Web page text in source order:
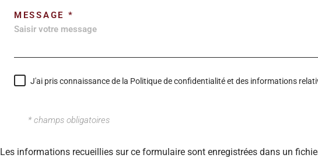
MESSAGE *
J'ai pris connaissance de la Politique de confidentialité et des informations
* champs obligatoires
Les informations recueillies sur ce formulaire sont enregistrées dans un